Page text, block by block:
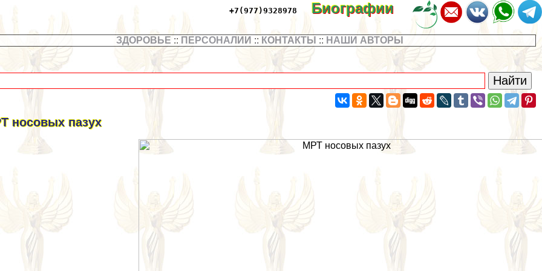
+7(977)9328978 Биографии
ЗДОРОВЬЕ :: ПЕРСОНАЛИИ :: КОНТАКТЫ :: НАШИ АВТОРЫ
носовых пазух